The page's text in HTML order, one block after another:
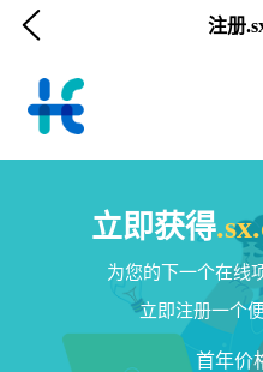
 注册
立即获得
为您的下一个在线
立即注册一个
首年价